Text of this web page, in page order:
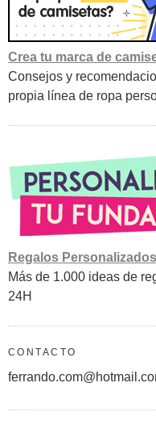
Crea tu marca de
Consejos y
propia línea de ropa
Regalos Personalizados
Más de 1.000 ideas de
24H
CONTACTO